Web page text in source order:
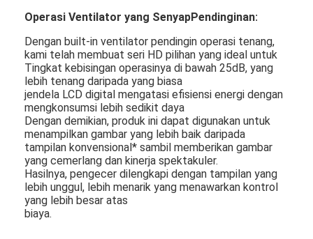
Operasi Ventilator yang SenyapPendinginan:
Dengan built-in ventilator pendingin operasi tenang,
kami telah membuat seri HD pilihan yang ideal untuk
Tingkat kebisingan operasinya di bawah 25dB, yang
lebih tenang daripada yang biasa
jendela LCD digital mengatasi efisiensi energi dengan
mengkonsumsi lebih sedikit daya
Dengan demikian, produk ini dapat digunakan untuk
menampilkan gambar yang lebih baik daripada
tampilan konvensional* sambil memberikan gambar
yang cemerlang dan kinerja spektakuler.
Hasilnya, pengecer dilengkapi dengan tampilan yang
lebih unggul, lebih menarik yang menawarkan kontrol
yang lebih besar atas
biaya.